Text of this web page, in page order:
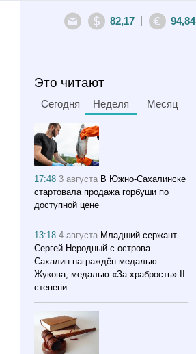
82,17 94,84
Это читают
Сегодня Неделя Месяц
17:483 августа В Южно-Сахалинске
стартовала продажа горбуши по
доступной цене
13:184 августа Младший сержант
Сергей Неродный с острова
Сахалин награждён медалью
Жукова, медалью «За храбрость» II
степени